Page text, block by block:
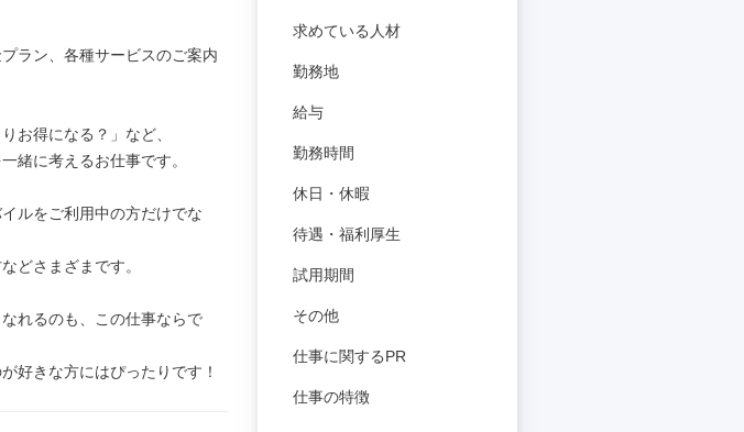
ラン、各種サービスのご案内
お得になる？」など、
緒に考えるお仕事です。
ルをご利用中の方だけでな
どさまざまです。
れるのも、この仕事ならで
好きな方にはぴったりです！
求めている人材
勤務地
給与
勤務時間
休日・休暇
待遇・福利厚生
試用期間
その他
仕事に関するPR
仕事の特徴